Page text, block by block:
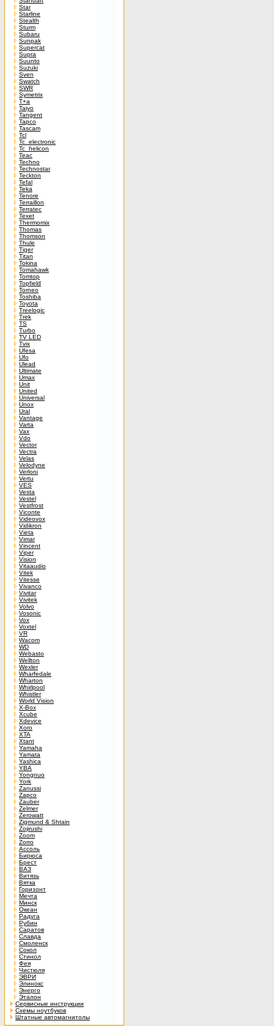
Star
Starline
Stealth
Sturm
Subaru
Sunpak
Supercat
Supra
Suunto
Suzuki
Sven
Swatch
SWR
Symetrix
T+a
Taiyo
Tangent
Tapco
Tascam
Tcl
Tc_electronic
Tc_helicon
Teac
Techno
Technostar
Teckton
Tefal
Teka
Tenore
Terraillon
Terratec
Texet
Thermomix
Thomas
Thomson
Thule
Tiger
Titan
Tokina
Tomahawk
Tomtop
Topfield
Torneo
Toshiba
Toyota
Treelogic
Trek
TS
Turbo
TV LED
Tvix
Ufesa
Ufo
Ulead
Ultimate
Umax
Unit
United
Universal
Unox
Ural
Vantage
Varta
Vax
Vdo
Vector
Vectra
Velas
Velodyne
Verloni
Vertu
VES
Vesta
Vestel
Vestfrost
Viconte
Videovox
Vidikron
Vieta
Vimar
Vincent
Viper
Vision
Vitaaudio
Vitek
Vitesse
Vivanco
Vivitar
Vivitek
Volvo
Vosonic
Vox
Voxtel
VR
Wacom
WD
Webasto
Wellton
Wexler
Wharfedale
Wharton
Whirlpool
Whistler
World Vision
X-Box
Xcube
Xdevice
Xoro
XTA
Xtant
Yamaha
Yamata
Yashica
YBA
Yongnuo
York
Zanussi
Zapco
Zauber
Zelmer
Zerowatt
Zigmund & Shtain
Zojirushi
Zoom
Zorro
Ассоль
Бирюса
Брест
ВАЗ
Витязь
Вятка
Горизонт
Мечта
Минск
Океан
Радуга
Рубин
Саратов
Славда
Смоленск
Сокол
Стинол
Фея
Чистюля
ЭВРИ
Элинокс
Энерго
Эталон
Сервисные инструкции
Схемы ноутбуков
Штатные автомагнитолы